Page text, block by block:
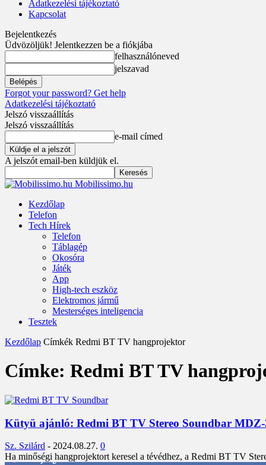
Adatkezelési tájékoztató
Kapcsolat
Bejelentkezés
Üdvözöljük! Jelentkezzen be a fiókjába
felhasználóneved
jelszavad
Forgot your password? Get help
Adatkezelési tájékoztató
Jelszó visszaállítás
Jelszó visszaállítás
e-mail címed
A jelszót email-ben küldjük el.
Mobilissimo.hu
Kezdőlap
Telefon
Tech Hírek
Telefon
Táblagép
Okosóra
Játék
App
High-tech eszköz
Elektromos jármű
Mesterséges inteligencia
Tesztek
Kezdőlap Címkék Redmi BT TV hangprojektor
Címke: Redmi BT TV
Kütyü ajánló: Redmi BT TV Stereo Soundbar MDZ-
Sz. Szilárd - 2024.08.27. 0
Ha minőségi hangprojektort keresel a tévédhez, a Redmi BT TV
3,452 Rajongók